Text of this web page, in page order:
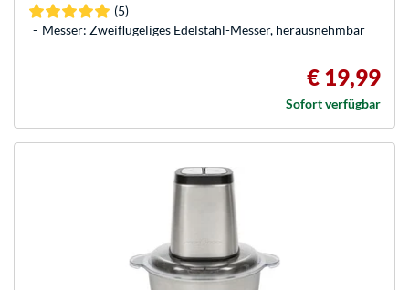
(5)
Messer: Zweiflügeliges Edelstahl-Messer, herausnehmbar
€ 19,99
Sofort verfügbar